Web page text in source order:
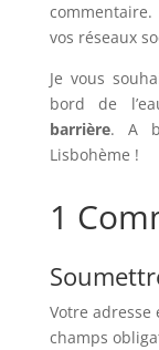
vos réseaux
Je vous
bord de
barrière. A
Lisbohème !
1
Votre adresse
champs